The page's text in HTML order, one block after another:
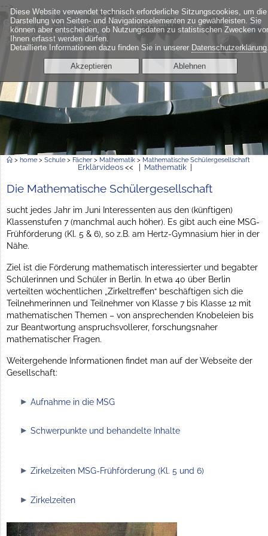
Diese Website verwendet technisch erforderliche Sitzungscookies, um die
Darstellung von Seiten- und Navigationselementen zu gewährleisten. Sie
können aber entscheiden, ob Nutzungsdaten zu statistischen Zwecken
Ihnen erfasst werden dürfen.
Detaillierte Informationen dazu finden Sie in unserer Datenschutzerklärung
Akzeptieren Ablehnen
-->
Georg-Friedrich-Händel-Gymnasium
Berlin Friedrichshain
Frankfurter Allee 6a
≡
> home > Schule > Fächer > Mathematik > Mathematische Schülergesellschaft
Erklärvideos<< | Mathematik|
Die Mathematische Schülergesellschaft
sucht jedes Jahr im Juni Interessenten aus den (künftigen)
Klassenstufen 7 (manchmal auch höher). Es gibt auch eine MSG-
Frühförderung (Kl. 5 & 6), so z.B. am Hertz-Gymnasium hier in der
Nähe.
Ziel ist die Förderung mathematisch interessierter und begabter
Schülerinnen und Schüler in Berlin. In etwa 40 über Berlin
verteilten wöchentlichen „Zirkeltreffen“ beschäftigen sich die
Teilnehmerinnen und Teilnehmer von Klasse 7 bis Klasse 12 mit
mathematischen Themen – von ansprechenden Knobeleien bis
zur Beantwortung anspruchsvollerer, forschungsnaher
mathematischer Fragen.
Weitergehende Informationen findet man auf der Webseite der
Gesellschaft:
Aufnahme in die MSG
Schwerpunkte und behandelte Inhalte
Zirkelzeiten MSG-Frühförderung (Kl. 5 und 6)
Zirkelzeiten